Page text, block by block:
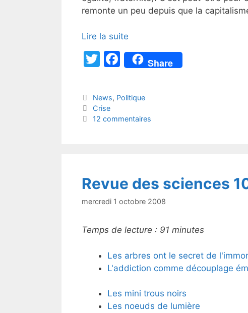
remonte un peu depuis que la
Lire la suite
T
itt
er
F
a
c
e
b
Share
Catégories
News, Politique
Étiquettes
Crise
12 commentaires
Revue des sciences
mercredi 1 octobre 2008
Temps de lecture : 91 minutes
Les arbres ont le secret de
L'addiction comme découplage
Les mini trous noirs
Les noeuds de lumière